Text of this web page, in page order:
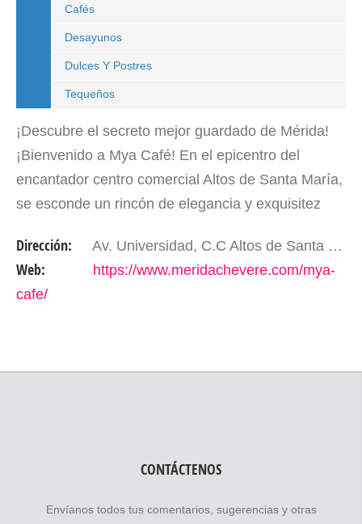
Cafés
Desayunos
Dulces Y Postres
Tequeños
¡Descubre el secreto mejor guardado de Mérida!
¡Bienvenido a Mya Café! En el epicentro del
encantador centro comercial Altos de Santa María,
se esconde un rincón de elegancia y exquisitez
la segunda…
Dirección: Av. Universidad, C.C Altos de Santa María, PB. Mérida - Edo. Mérida, Venezuela
Web:
https://www.meridachevere.com/mya-
cafe/
CONTÁCTENOS
Envíanos todos tus comentarios, sugerencias y otras